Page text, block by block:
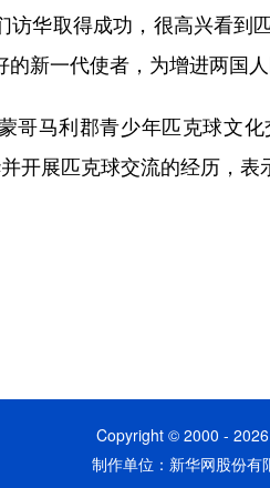
取得成功，很高兴看到
新一代使者，为增进两国人
马利郡青少年匹克球文化
开展匹克球交流的经历，
Copyright © 2000 -
制作单位：新华网股份